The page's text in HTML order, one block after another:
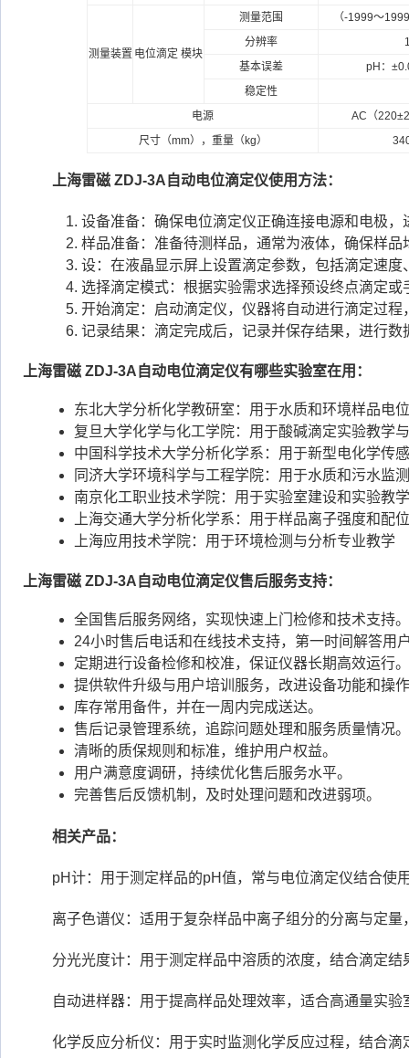
测量装置 电位滴定 模块
测量范围
（-1999～
分辨率
基本误差
pH：
稳定性
电源
AC（
尺寸（mm），重量（kg）
上海雷磁 ZDJ-3A自动电位滴定仪使用方法：
设备准备：确保电位滴定仪正确连接电源和电极
样品准备：准备待测样品，通常为液体，确保样品
设：在液晶显示屏上设置滴定参数，包括滴定速
选择滴定模式：根据实验需求选择预设终点滴定或
开始滴定：启动滴定仪，仪器将自动进行滴定过
记录结果：滴定完成后，记录并保存结果，进行数
上海雷磁 ZDJ-3A自动电位滴定仪有哪些实验室在用：
东北大学分析化学教研室：用于水质和环境样品电
复旦大学化学与化工学院：用于酸碱滴定实验教学
中国科学技术大学分析化学系：用于新型电化学传
同济大学环境科学与工程学院：用于水质和污水监
南京化工职业技术学院：用于实验室建设和实验教学
上海交通大学分析化学系：用于样品离子强度和配
上海应用技术学院：用于环境检测与分析专业教学
上海雷磁 ZDJ-3A自动电位滴定仪售后服务支持：
全国售后服务网络，实现快速上门检修和技术支持。
24小时售后电话和在线技术支持，第一时间解答用
定期进行设备检修和校准，保证仪器长期高效运行。
提供软件升级与用户培训服务，改进设备功能和操
库存常用备件，并在一周内完成送达。
售后记录管理系统，追踪问题处理和服务质量情况。
清晰的质保规则和标准，维护用户权益。
用户满意度调研，持续优化售后服务水平。
完善售后反馈机制，及时处理问题和改进弱项。
相关产品：
pH计：用于测定样品的pH值，常与电位滴定仪结合使
离子色谱仪：适用于复杂样品中离子组分的分离与定
分光光度计：用于测定样品中溶质的浓度，结合滴定结
自动进样器：用于提高样品处理效率，适合高通量实验
化学反应分析仪：用于实时监测化学反应过程，结合滴